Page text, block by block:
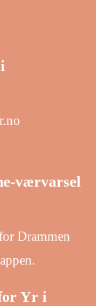
værvarsel
Drammen
Yr i